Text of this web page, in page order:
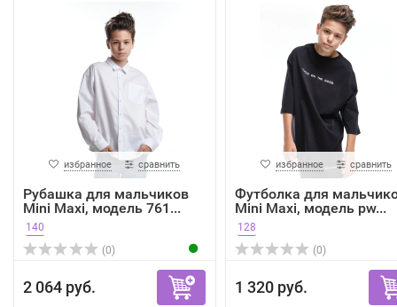
избранное сравнить
Рубашка для мальчиков
Mini Maxi, модель 761...
140
(0)
2 064 руб.
избранное сравнить
Футболка для
Mini Maxi, модель pw...
128
(0)
1 320 руб.